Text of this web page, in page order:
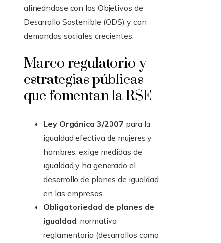
alineándose con los Objetivos de
Desarrollo Sostenible (ODS) y con
demandas sociales crecientes.
Marco regulatorio y
estrategias públicas
que fomentan la RSE
Ley Orgánica 3/2007 para la
igualdad efectiva de mujeres y
hombres: exige medidas de
igualdad y ha generado el
desarrollo de planes de igualdad
en las empresas.
Obligatoriedad de planes de
igualdad: normativa
reglamentaria (desarrollos como